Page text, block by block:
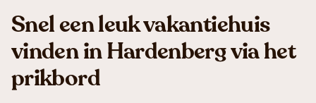
Snel een leuk vakantiehuis
vinden in Hardenberg via het
prikbord